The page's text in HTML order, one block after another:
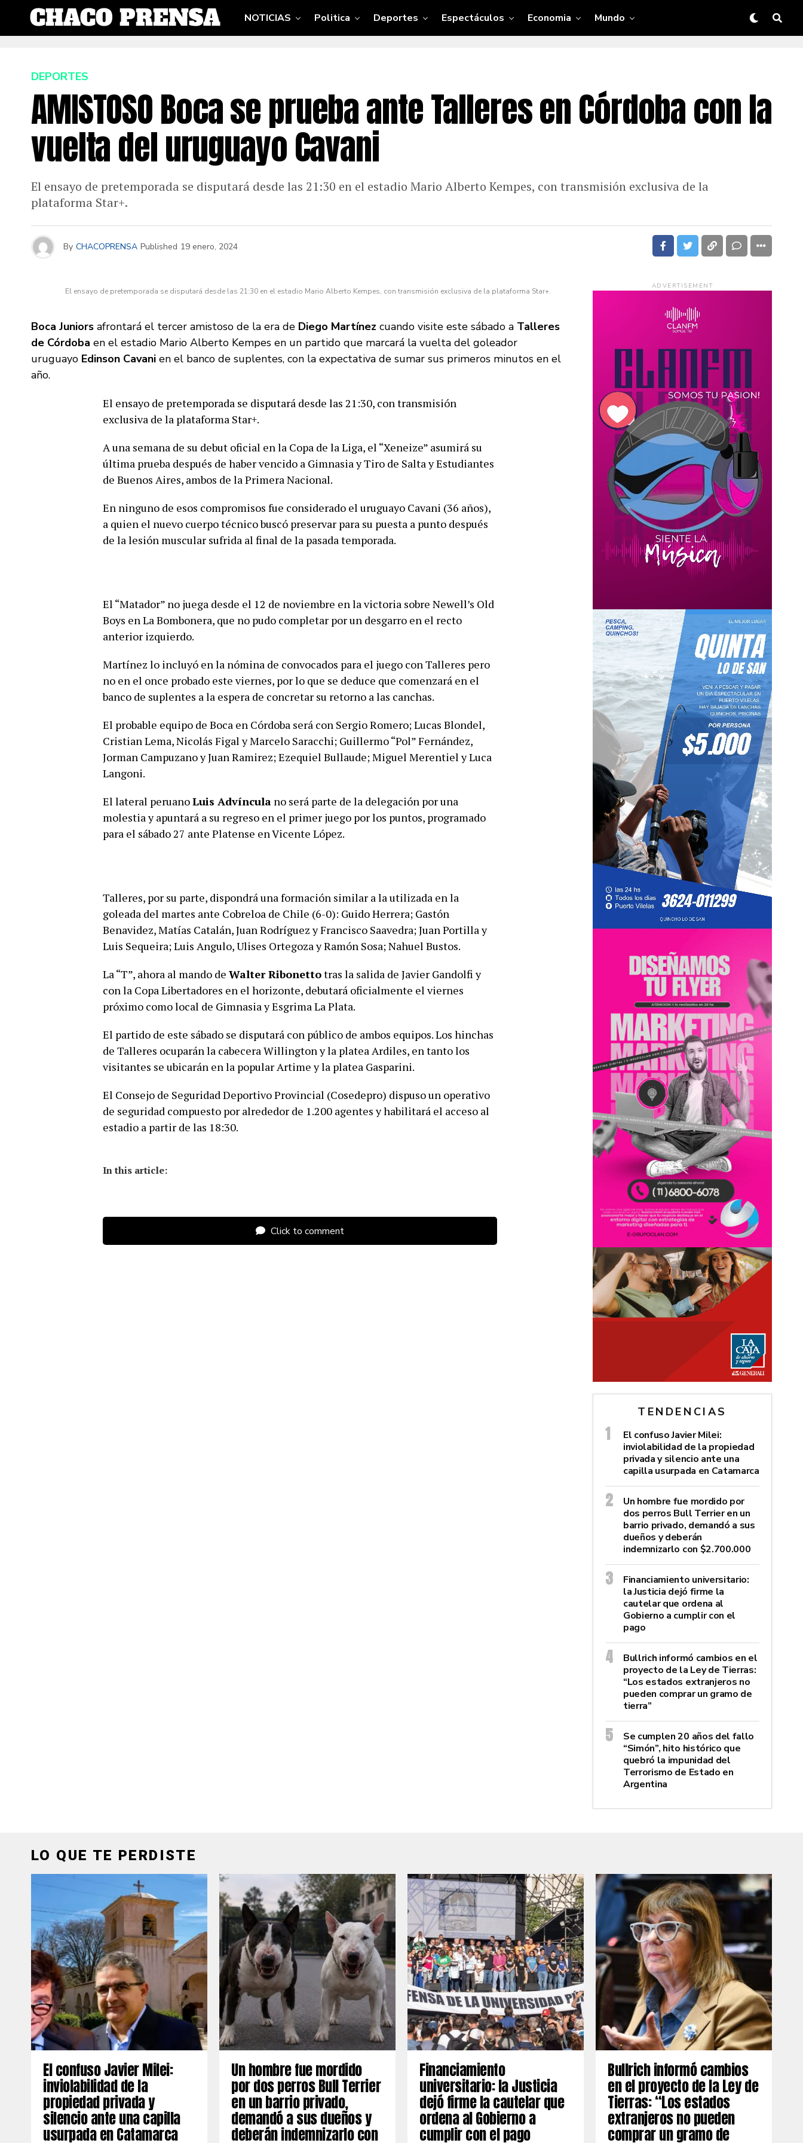
NOTICIAS Politica Deportes Espectáculos Economia Mundo
DEPORTES
AMISTOSO Boca se prueba ante Talleres en Córdoba con la
vuelta del uruguayo Cavani
El ensayo de pretemporada se disputará desde las 21:30 en el estadio Mario Alberto Kempes, con transmisión exclusiva de la
plataforma Star+.
By CHACOPRENSA Published 19 enero, 2024
El ensayo de pretemporada se disputará desde las 21:30 en el estadio Mario Alberto Kempes, con transmisión exclusiva de la plataforma Star+.
Boca Juniors afrontará el tercer amistoso de la era de Diego Martínez cuando visite este sábado a Talleres
de Córdoba en el estadio Mario Alberto Kempes en un partido que marcará la vuelta del goleador
uruguayo Edinson Cavani en el banco de suplentes, con la expectativa de sumar sus primeros minutos en el
año.
El ensayo de pretemporada se disputará desde las 21:30, con transmisión
exclusiva de la plataforma Star+.
A una semana de su debut oficial en la Copa de la Liga, el “Xeneize” asumirá su
última prueba después de haber vencido a Gimnasia y Tiro de Salta y Estudiantes
de Buenos Aires, ambos de la Primera Nacional.
En ninguno de esos compromisos fue considerado el uruguayo Cavani (36 años),
a quien el nuevo cuerpo técnico buscó preservar para su puesta a punto después
de la lesión muscular sufrida al final de la pasada temporada.
El “Matador” no juega desde el 12 de noviembre en la victoria sobre Newell’s Old
Boys en La Bombonera, que no pudo completar por un desgarro en el recto
anterior izquierdo.
Martínez lo incluyó en la nómina de convocados para el juego con Talleres pero
no en el once probado este viernes, por lo que se deduce que comenzará en el
banco de suplentes a la espera de concretar su retorno a las canchas.
El probable equipo de Boca en Córdoba será con Sergio Romero; Lucas Blondel,
Cristian Lema, Nicolás Figal y Marcelo Saracchi; Guillermo “Pol” Fernández,
Jorman Campuzano y Juan Ramirez; Ezequiel Bullaude; Miguel Merentiel y Luca
Langoni.
El lateral peruanoLuis Advíncula no será parte de la delegación por una
molestia y apuntará a su regreso en el primer juego por los puntos, programado
para el sábado 27 ante Platense en Vicente López.
Talleres, por su parte, dispondrá una formación similar a la utilizada en la
goleada del martes ante Cobreloa de Chile (6-0): Guido Herrera; Gastón
Benavidez, Matías Catalán, Juan Rodríguez y Francisco Saavedra; Juan Portilla y
Luis Sequeira; Luis Angulo, Ulises Ortegoza y Ramón Sosa; Nahuel Bustos.
La “T”, ahora al mando de Walter Ribonettotras la salida de Javier Gandolfi y
con la Copa Libertadores en el horizonte, debutará oficialmente el viernes
próximo como local de Gimnasia y Esgrima La Plata.
El partido de este sábado se disputará con público de ambos equipos. Los hinchas
de Talleres ocuparán la cabecera Willington y la platea Ardiles, en tanto los
visitantes se ubicarán en la popular Artime y la platea Gasparini.
El Consejo de Seguridad Deportivo Provincial (Cosedepro) dispuso un operativo
de seguridad compuesto por alrededor de 1.200 agentes y habilitará el acceso al
estadio a partir de las 18:30.
In this article:
Click to comment
ADVERTISEMENT
TENDENCIAS
El confuso Javier Milei:
inviolabilidad de la propiedad
privada y silencio ante una
capilla usurpada en Catamarca
Un hombre fue mordido por
dos perros Bull Terrier en un
barrio privado, demandó a sus
dueños y deberán
indemnizarlo con $2.700.000
Financiamiento universitario:
la Justicia dejó firme la
cautelar que ordena al
Gobierno a cumplir con el
pago
Bullrich informó cambios en el
proyecto de la Ley de Tierras:
“Los estados extranjeros no
pueden comprar un gramo de
tierra”
Se cumplen 20 años del fallo
“Simón”, hito histórico que
quebró la impunidad del
Terrorismo de Estado en
Argentina
LO QUE TE PERDISTE
El confuso Javier Milei:
inviolabilidad de la
propiedad privada y
silencio ante una capilla
usurpada en Catamarca
Un hombre fue mordido
por dos perros Bull Terrier
en un barrio privado,
demandó a sus dueños y
deberán indemnizarlo con
Financiamiento
universitario: la Justicia
dejó firme la cautelar que
ordena al Gobierno a
cumplir con el pago
Bullrich informó cambios
en el proyecto de la Ley de
Tierras: “Los estados
extranjeros no pueden
comprar un gramo de